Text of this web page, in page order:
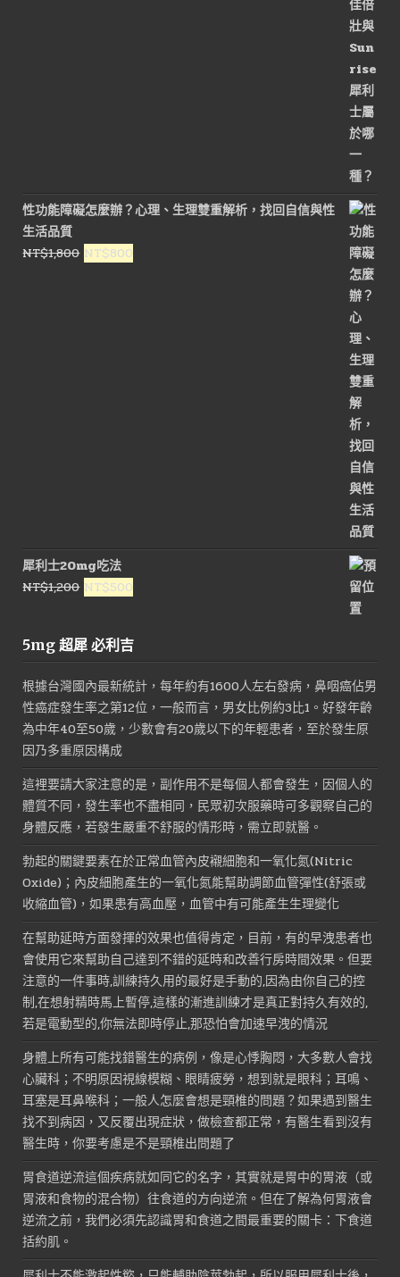
性功能障礙怎麼辦？心理、生理雙重解析，找回自信與性
生活品質
NT$1,800 原
NT$800
犀利士20mg吃法
NT$1,200 原
格：
NT$500
格：
5mg 超犀 必利吉
根據台灣國內最新統計，每年約有1600人左右發病，鼻咽癌佔男
性癌症發生率之第12位，一般而言，男女比例約3比1。好發年齡
為中年40至50歲，少數會有20歲以下的年輕患者，至於發生原
因乃多重原因構成
這裡要請大家注意的是，副作用不是每個人都會發生，因個人的
體質不同，發生率也不盡相同，民眾初次服藥時可多觀察自己的
身體反應，若發生嚴重不舒服的情形時，需立即就醫。
勃起的關鍵要素在於正常血管內皮襯細胞和一氧化氮(Nitric
Oxide)；內皮細胞產生的一氧化氮能幫助調節血管彈性(舒張或
收縮血管)，如果患有高血壓，血管中有可能產生生理變化
在幫助延時方面發揮的效果也值得肯定，目前，有的早洩患者也
會使用它來幫助自己達到不錯的延時和改善行房時間效果。但要
注意的一件事時,訓練持久用的最好是手動的,因為由你自己的控
制,在想射精時馬上暫停,這樣的漸進訓練才是真正對持久有效的,
若是電動型的,你無法即時停止,那恐怕會加速早洩的情況
身體上所有可能找錯醫生的病例，像是心悸胸悶，大多數人會找
心臟科；不明原因視線模糊、眼睛疲勞，想到就是眼科；耳鳴、
耳塞是耳鼻喉科；一般人怎麼會想是頸椎的問題？如果遇到醫生
找不到病因，又反覆出現症狀，做檢查都正常，有醫生看到沒有
醫生時，你要考慮是不是頸椎出問題了
胃食道逆流這個疾病就如同它的名字，其實就是胃中的胃液（或
胃液和食物的混合物）往食道的方向逆流。但在了解為何胃液會
逆流之前，我們必須先認識胃和食道之間最重要的關卡：下食道
括約肌。